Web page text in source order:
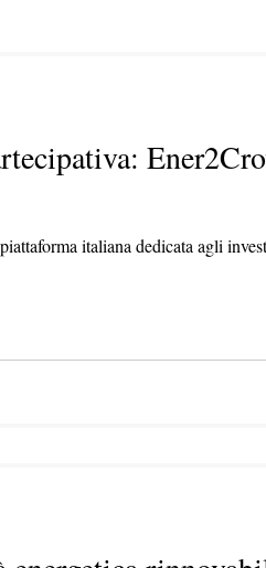
italiana dedicata agli